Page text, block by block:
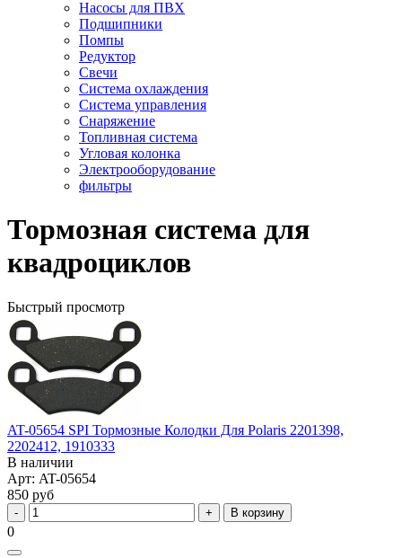
Насосы для ПВХ
Подшипники
Помпы
Редуктор
Свечи
Система охлаждения
Система управления
Снаряжение
Топливная система
Угловая колонка
Электрооборудование
фильтры
Тормозная система для
квадроциклов
Быстрый просмотр
AT-05654 SPI Тормозные Колодки Для Polaris 2201398,
2202412, 1910333
В наличии
Арт: AT-05654
850 руб
В корзину
0